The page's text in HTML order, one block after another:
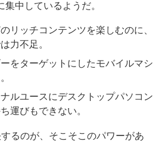
中しているようだ。
リッチコンテンツを楽しむのに、
力不足。
をターゲットにしたモバイルマシ
ルユースにデスクトップパソコン
運びもできない。
るのが、そこそこのパワーがあ